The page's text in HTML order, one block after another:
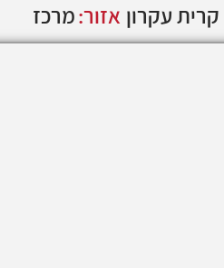
קרית עקרון אזור:מרכז